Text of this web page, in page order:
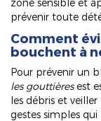
prévenir toute
Comment
bouchent à
Pour prévenir un
les gouttièresest
les débris et
gestes simples